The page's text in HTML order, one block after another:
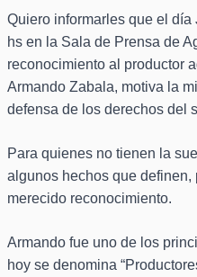
Quiero informarles que el
hs en la Sala de Prensa de
reconocimiento al productor
Armando Zabala, motiva la
defensa de los derechos del
Para quienes no tienen la
algunos hechos que
merecido reconocimiento.
Armando fue uno de los
hoy se denomina